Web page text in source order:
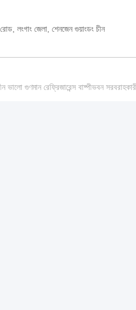
রোড, লংগাং জেলা, শেনজেন গুয়াংডং চীন
ভালো গুণমান রেফ্রিজারেন্স বাষ্পীভবন